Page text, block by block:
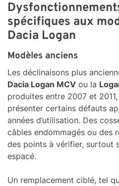
spécifiques aux
Dacia Logan
Modèles anciens
Les déclinaisons plus
Dacia Logan MCV ou la
produites entre 2007 et
présenter certains défauts
années d’utilisation. Des
câbles endommagés ou des
des points à vérifier, surtout
espacé.
Un remplacement ciblé, tel